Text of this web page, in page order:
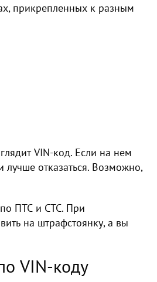
прикрепленных к разным
VIN-код. Если на нем
лучше отказаться. Возможно,
по ПТС и СТС. При
на штрафстоянку, а вы
VIN-коду